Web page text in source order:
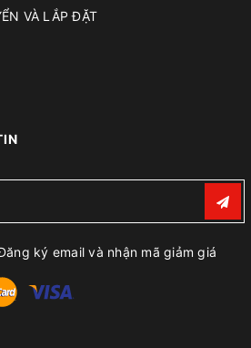
VÀ LẮP ĐẶT
ký email và nhận mã giảm giá